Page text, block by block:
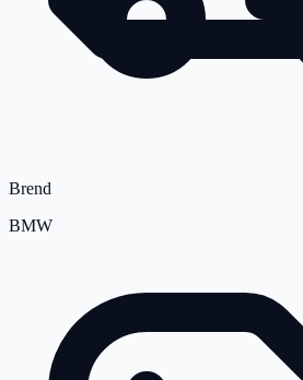
Brend
BMW